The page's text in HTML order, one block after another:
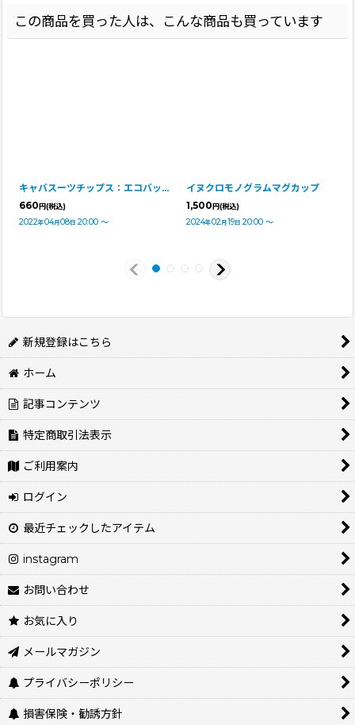
この商品を買った人は、こんな商品も買っています
キャバスーツチップス：エコバッグ
660円(税込)
2022年04月08日 20:00 ～
イヌクロモノグラムマグカップ
1,500円(税込)
2024年02月19日 20:00 ～
新規登録はこちら
ホーム
記事コンテンツ
特定商取引法表示
ご利用案内
ログイン
最近チェックしたアイテム
instagram
お問い合わせ
お気に入り
メールマガジン
プライバシーポリシー
損害保険・勧誘方針